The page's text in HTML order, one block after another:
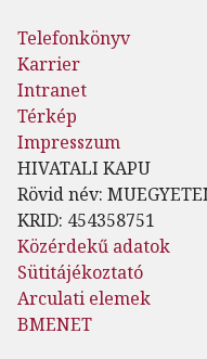
Telefonkönyv
Karrier
Intranet
Térkép
Impresszum
HIVATALI KAPU
Rövid név:
KRID: 454358751
Közérdekű adatok
Sütitájékoztató
Arculati elemek
BMENET